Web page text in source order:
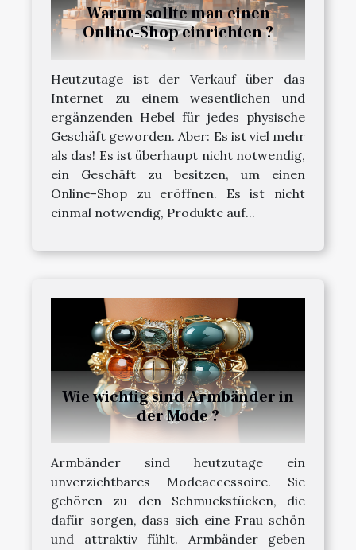
Warum sollte man einen
Online-Shop einrichten ?
Heutzutage ist der Verkauf über das
Internet zu einem wesentlichen und
ergänzenden Hebel für jedes physische
Geschäft geworden. Aber: Es ist viel mehr
als das! Es ist überhaupt nicht notwendig,
ein Geschäft zu besitzen, um einen
Online-Shop zu eröffnen. Es ist nicht
einmal notwendig, Produkte auf...
Wie wichtig sind Armbänder in
der Mode ?
Armbänder sind heutzutage ein
unverzichtbares Modeaccessoire. Sie
gehören zu den Schmuckstücken, die
dafür sorgen, dass sich eine Frau schön
und attraktiv fühlt. Armbänder geben